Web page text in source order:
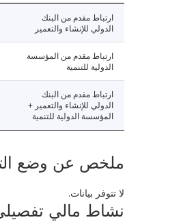
ارتباط مقدم من البنك
الدولي للإنشاء والتعمير
ارتباط مقدم من المؤسسة
الدولية للتنمية
ارتباط مقدم من البنك
الدولي للإنشاء والتعمير +
المؤسسة الدولية للتنمية
ملخص عن وضع
لا تتوفر بيانات.
نشاط مالي تفصيلي في